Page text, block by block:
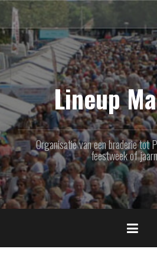
Naar
inhoud
springen
Lineup
Organisatie van een braderie tot
feestweek of